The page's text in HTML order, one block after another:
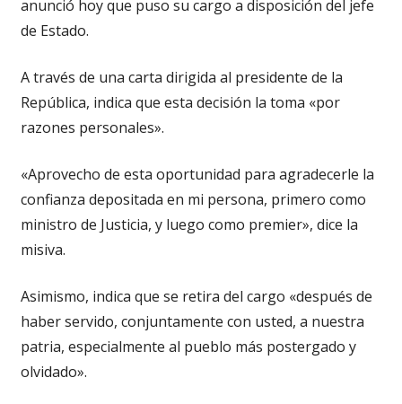
anunció hoy que puso su cargo a disposición del jefe
de Estado.
A través de una carta dirigida al presidente de la
República, indica que esta decisión la toma «por
razones personales».
«Aprovecho de esta oportunidad para agradecerle la
confianza depositada en mi persona, primero como
ministro de Justicia, y luego como premier», dice la
misiva.
Asimismo, indica que se retira del cargo «después de
haber servido, conjuntamente con usted, a nuestra
patria, especialmente al pueblo más postergado y
olvidado».